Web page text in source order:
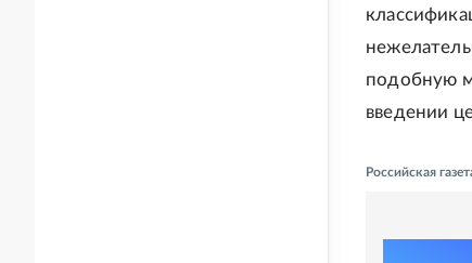
подобную
введении
Российская